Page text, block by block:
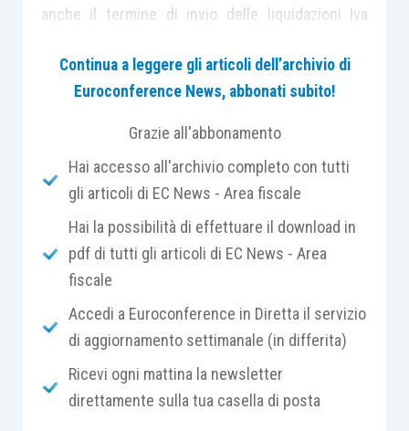
anche il termine di invio delle liquidazioni Iva
La comunicazione dei dati delle liquidazioni
periodiche rappresenta un
dichiarativo, resta comunque propedeutico allo
stesso. Per questo motivo l’adempimento è
confermato anche per il periodo d’imposta 2019 e
non è stato abrogato con l’introduzione della
fatturazione elettronica in ambito B2B e B2C
Il contribuente puòcorreggere (nei termini)
errori rilevati nella comunicazione dei dati delle
liquidazioni Iva dell’ultimo trimestre
eventualmente già trasmessa (ad esempio al 28
Continua a leggere gli articoli dell’archivio di
Euroconference News, abbonati subito!
Grazie all'abbonamento
Hai accesso all'archivio completo con tutti
gli articoli di EC News - Area fiscale
Hai la possibilità di effettuare il download in
pdf di tutti gli articoli di EC News - Area
fiscale
Accedi a Euroconference in Diretta il servizio
di aggiornamento settimanale (in differita)
Ricevi ogni mattina la newsletter
direttamente sulla tua casella di posta